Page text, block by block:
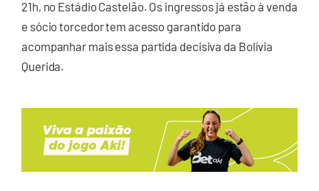
21h, no Estádio Castelão. Os ingressos já estão à venda
e sócio torcedor tem acesso garantido para
acompanhar mais essa partida decisiva da Bolívia
Querida.